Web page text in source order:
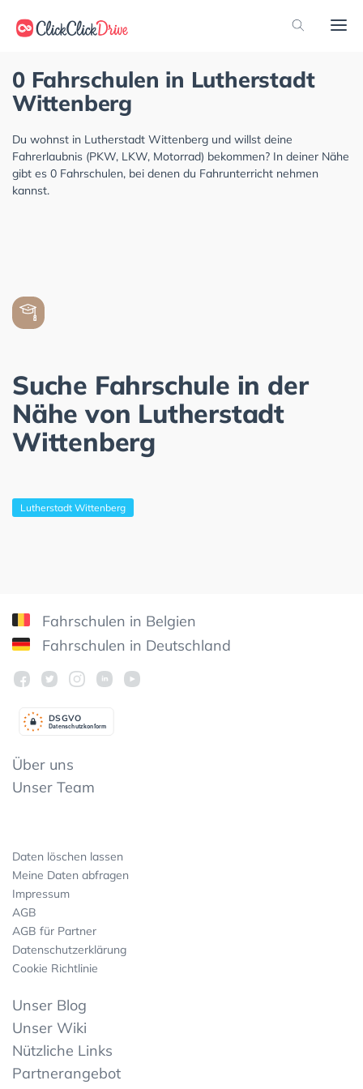
0 Fahrschulen in Lutherstadt
Wittenberg
Du wohnst in Lutherstadt Wittenberg und willst deine
Fahrerlaubnis (PKW, LKW, Motorrad) bekommen? In deiner Nähe
gibt es 0 Fahrschulen, bei denen du Fahrunterricht nehmen
kannst.
Suche Fahrschule in der
Nähe von Lutherstadt
Wittenberg
Lutherstadt Wittenberg
Fahrschulen in Belgien
Fahrschulen in Deutschland
Datenschutzkonform
DSGVO
Über uns
Unser Team
Daten löschen lassen
Meine Daten abfragen
Impressum
AGB
AGB für Partner
Datenschutzerklärung
Cookie Richtlinie
Unser Blog
Unser Wiki
Nützliche Links
Partnerangebot